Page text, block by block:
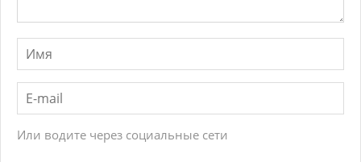
Или водите через социальные сети